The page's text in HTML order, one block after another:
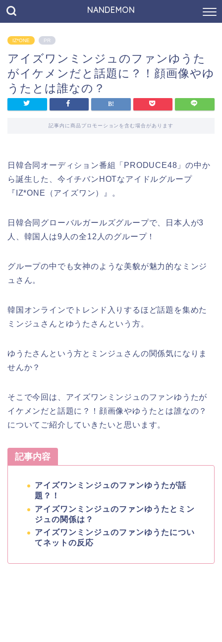
NANDEMON
IZ*ONE PR
アイズワンミンジュのファンゆうた
がイケメンだと話題に？！顔画像やゆ
うたとは誰なの？
記事内に商品プロモーションを含む場合があります
日韓合同オーディション番組「PRODUCE48」の中か
ら誕生した、今イチバンHOTなアイドルグループ
『IZ*ONE（アイズワン）』。
日韓合同グローバルガールズグループで、日本人が3
人、韓国人は9人の全12人のグループ！
グループの中でも女神のような美貌が魅力的なミンジ
ュさん。
韓国オンラインでトレンド入りするほど話題を集めた
ミンジュさんとゆうたさんという方。
ゆうたさんという方とミンジュさんの関係気になりま
せんか？
そこで今回は、アイズワンミンジュのファンゆうたが
イケメンだと話題に？！顔画像やゆうたとは誰なの？
についてご紹介していきたいと思います。
記事内容
アイズワンミンジュのファンゆうたが話
題？！
アイズワンミンジュのファンゆうたとミン
ジュの関係は？
アイズワンミンジュのファンゆうたについ
てネットの反応